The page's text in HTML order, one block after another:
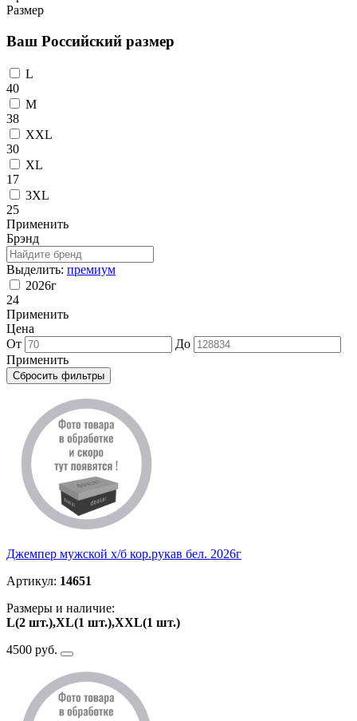
Размер
Ваш Российский размер
L
40
M
38
ХXL
30
XL
17
3XL
25
Применить
Брэнд
Выделить: премиум
2026г
24
Применить
Цена
От
До
Применить
Сбросить фильтры
Джемпер мужской х/б кор.рукав бел. 2026г
Артикул: 14651
Размеры и наличие:
L(2 шт.),XL(1 шт.),ХXL(1 шт.)
4500 руб.